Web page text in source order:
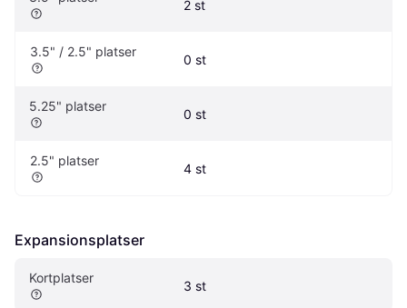
2 st
3.5" / 2.5" platser
0 st
5.25" platser
0 st
2.5" platser
4 st
Expansionsplatser
Kortplatser
3 st